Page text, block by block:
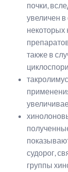
почки,
увеличен
некоторых
также в
судорог,
группы